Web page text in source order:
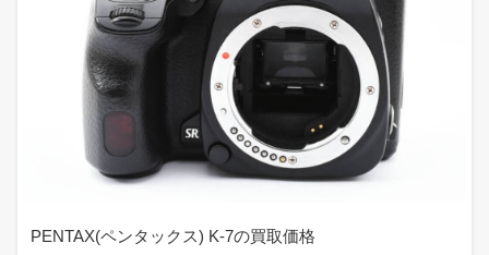
PENTAX(ペンタックス) K-7の買取価格